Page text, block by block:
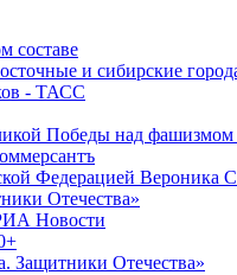
составе
и сибирские
- ТАСС
Победы над
Федерацией Вероника
Отечества»
Новости
Защитники Отечества»